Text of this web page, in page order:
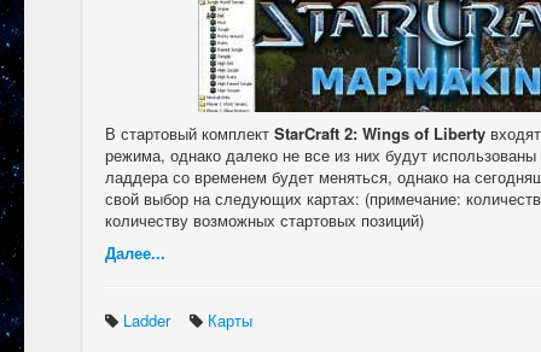
В стартовый комплект StarCraft 2: Wings of Liberty входят
режима, однако далеко не все из них будут
ладдера со временем будет меняться, однако на
свой выбор на следующих картах: (примечание:
количеству возможных стартовых позиций)
Далее...
Ladder Карты